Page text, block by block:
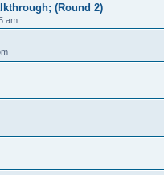
(Round 2)
am